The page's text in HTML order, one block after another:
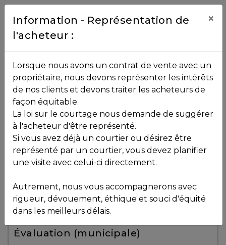
Contact
NOS
PROPRIÉTÉS
VOS
COURTIERS
Équipe
Partenaires
Témoignages
Toutes les propriétés
Vendu
, , ,
J8E 2H3
Voir plus de photos
Évaluation (municipale)
Information - Représentation de
l'acheteur :
×
Lorsque nous avons un contrat de vente avec un
propriétaire, nous devons représenter les intérêts
de nos clients et devons traiter les acheteurs de
façon équitable.
La loi sur le courtage nous demande de suggérer
à l'acheteur d'être représenté.
Si vous avez déjà un courtier ou désirez être
représenté par un courtier, vous devez planifier
une visite avec celui-ci directement.
Autrement, nous vous accompagnerons avec
rigueur, dévouement, éthique et souci d'équité
dans les meilleurs délais.